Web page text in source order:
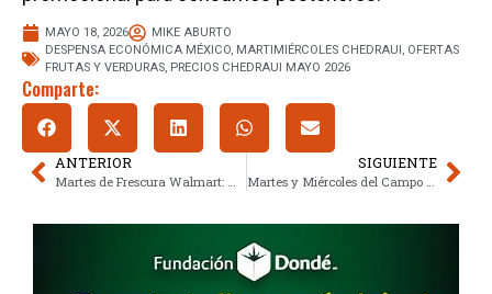
MAYO 18, 2026
MIKE ABURTO
DESPENSA ECONÓMICA MÉXICO, MARTIMIÉRCOLES CHEDRAUI , OFERTAS
FRUTAS Y VERDURAS, PRECIOS CHEDRAUI MAYO 2026
Comparte:
ANTERIOR
Martes de Frescura Walmart: Maximiza el ahorro semanal con las ofertas del 19 de mayo
SIGUIENTE
Martes y Miércoles del Campo Soriana domina los precios bajos este 19 y 20 de mayo